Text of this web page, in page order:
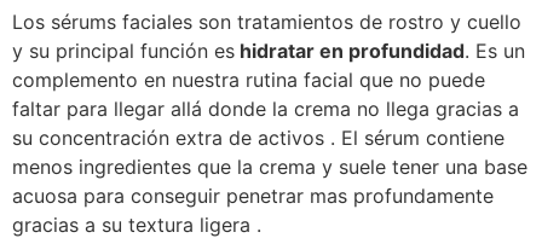
Los sérums faciales son tratamientos de rostro y cuello
y su principal función es hidratar en profundidad. Es un
complemento en nuestra rutina facial que no puede
faltar para llegar allá donde la crema no llega gracias a
su concentración extra de activos . El sérum contiene
menos ingredientes que la crema y suele tener una base
acuosa para conseguir penetrar mas profundamente
gracias a su textura ligera .